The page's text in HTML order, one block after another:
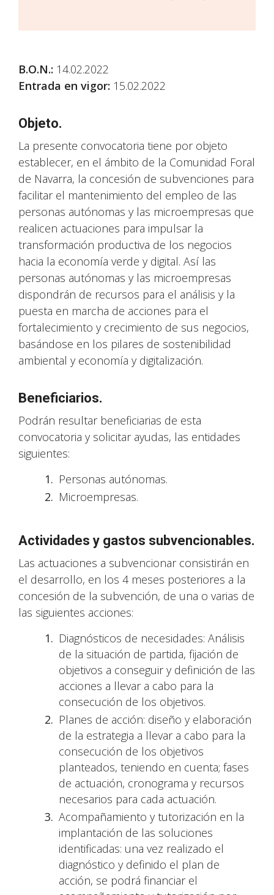
B.O.N.: 14.02.2022
Entrada en vigor: 15.02.2022
Objeto.
La presente convocatoria tiene por objeto
establecer, en el ámbito de la Comunidad Foral
de Navarra, la concesión de subvenciones para
facilitar el mantenimiento del empleo de las
personas autónomas y las microempresas que
realicen actuaciones para impulsar la
transformación productiva de los negocios
hacia la economía verde y digital. Así las
personas autónomas y las microempresas
dispondrán de recursos para el análisis y la
puesta en marcha de acciones para el
fortalecimiento y crecimiento de sus negocios,
basándose en los pilares de sostenibilidad
ambiental y economía y digitalización.
Beneficiarios.
Podrán resultar beneficiarias de esta
convocatoria y solicitar ayudas, las entidades
siguientes:
Personas autónomas.
Microempresas.
Actividades y gastos subvencionables.
Las actuaciones a subvencionar consistirán en
el desarrollo, en los 4 meses posteriores a la
concesión de la subvención, de una o varias de
las siguientes acciones:
Diagnósticos de necesidades: Análisis
de la situación de partida, fijación de
objetivos a conseguir y definición de las
acciones a llevar a cabo para la
consecución de los objetivos.
Planes de acción: diseño y elaboración
de la estrategia a llevar a cabo para la
consecución de los objetivos
planteados, teniendo en cuenta; fases
de actuación, cronograma y recursos
necesarios para cada actuación.
Acompañamiento y tutorización en la
implantación de las soluciones
identificadas: una vez realizado el
diagnóstico y definido el plan de
acción, se podrá financiar el